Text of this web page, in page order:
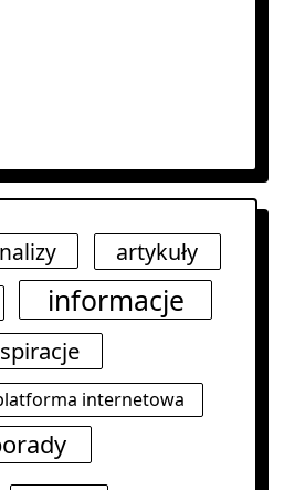
artykuły
informacje
internetowa